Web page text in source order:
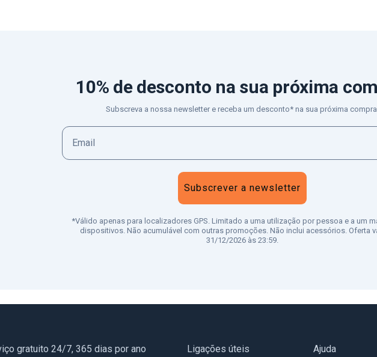
10% de desconto na sua próxima
Subscreva a nossa newsletter e receba um desconto* na sua próxima
Subscrever a newsletter
*Válido apenas para localizadores GPS. Limitado a uma utilização por pessoa e a um
dispositivos. Não acumulável com outras promoções. Não inclui acessórios. Oferta
31/12/2026 às 23:59.
gratuito 24/7, 365 dias por ano
Ligações úteis
Ajuda